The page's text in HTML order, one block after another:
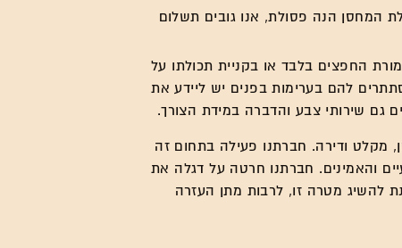
המחסן הנה פסולת, אנו גובים תשלום
החפצים בלבד או בקניית תכולתו על
להם בערימות בפנים יש ליידע את
גם שירותי צבע והדברה במידת הצורך.
מקלט ודירה. חברתנו פעילה בתחום זה
והאמינים. חברתנו חרטה על דגלה את
להשיג מטרה זו, לרבות מתן העזרה